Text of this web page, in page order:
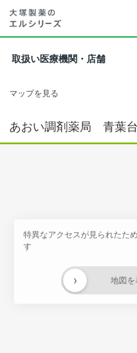
取扱い医療機関・店舗
マップを見る
あおい調剤薬局 青葉
特異なアクセスが見られたた
す
地図
›